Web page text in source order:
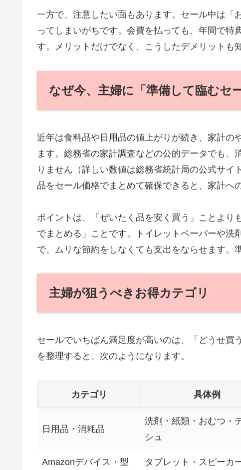
一方で、注意したい面もあります。セール中は「
ってしまいがちです。会費を払っても、年間で特
す。メリットだけでなく、こうしたデメリットも
なぜ今、主婦に「準備して臨むセ
近年は食料品や日用品の値上がりが続き、家計の
ます。総務省の家計調査などの公的データでも
りません（詳しい数値は総務省統計局の公式サ
品をセール価格でまとめて確保できると、家計へ
ポイントは、「ぜいたく品を安く買う」ことよ
でまとめる」ことです。トイレットペーパーや洗
で、ムリな節約をしなくても支出をならせます。
主婦が狙うべきお得カテゴリ
セールでいちばん満足度が高いのは、「どうせ買
を整理すると、次のようになります。
カテゴリ 具体例
日用品・消耗品
洗剤・紙類・おむつ・
シュ
Amazonデバイス・型 タブレット・スピーカ